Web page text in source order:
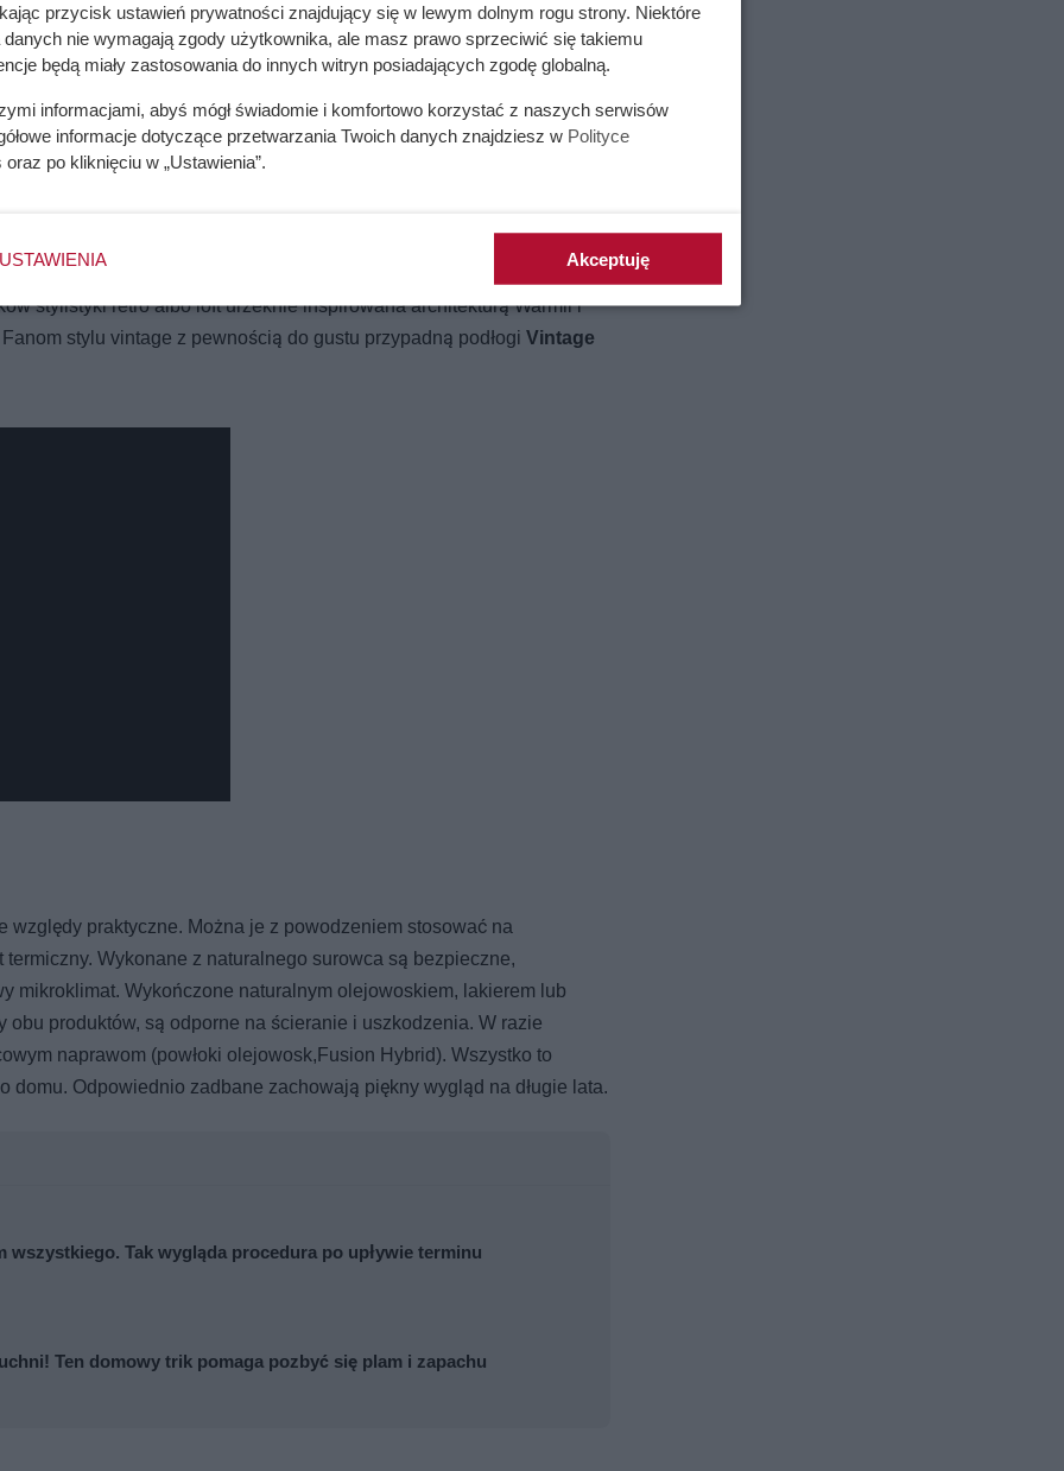
i możliwość wpisania w każdy projekt wnętrza umożliwia
parkiety i deski o dwuwarstwowej konstrukcji, rekomendowane na
parkietu na podłodze jest kolekcja FertigParkiet. Niewielkie
w tym w popularnym i zawsze modnym układzie jodły klasycznej.
stylowych jak i nowoczesnych. Prawdziwe pole do popisu dla
Experience
. Miłośnicy wzoru jodełki francuskiej na podłodze mogą
W każdej wersji podłoga o urokliwym symetrycznym wzorze
modernizmu czy modern classic. Piękna deska dębowa od Jawor-
220 oraz Luxury Maxi o długości 2,5 m wykreuje szykowny efekt
stylistyki retro albo loft urzeknie inspirowana architekturą Warmii i
Fanom stylu vintage z pewnością do gustu przypadną podłogi Vintage
względy praktyczne. Można je z powodzeniem stosować na
Wykonane z naturalnego surowca są bezpieczne,
mikroklimat. Wykończone naturalnym olejowoskiem, lakierem lub
obu produktów, są odporne na ścieranie i uszkodzenia. W razie
naprawom (powłoki olejowosk,Fusion Hybrid). Wszystko to
domu. Odpowiednio zadbane zachowają piękny wygląd na długie lata.
wszystkiego. Tak wygląda procedura po upływie terminu
Ten domowy trik pomaga pozbyć się plam i zapachu
przycisk ustawień prywatności znajdujący się w lewym dolnym rogu strony. Niektóre
danych nie wymagają zgody użytkownika, ale masz prawo sprzeciwić się takiemu
będą miały zastosowania do innych witryn posiadających zgodę globalną.
informacjami, abyś mógł świadomie i komfortowo korzystać z naszych serwisów
informacje dotyczące przetwarzania Twoich danych znajdziesz w Polityce
oraz po kliknięciu w „Ustawienia”.
USTAWIENIA Akceptuję